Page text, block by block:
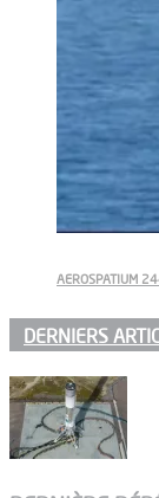
AEROSPATIUM
DERNIERS